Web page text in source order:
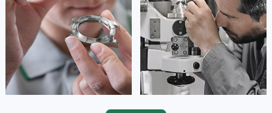
Shanghai Rolex Maintain center
 上海普陀区劳力士维修
Shanghai Rolex Maintain center
 上海虹口区劳力士维修